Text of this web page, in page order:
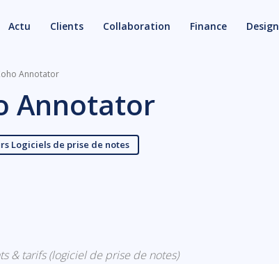
Actu Clients Collaboration Finance Design
Annotator
Annotator
Logiciels de prise de notes
& tarifs (logiciel de prise de notes)